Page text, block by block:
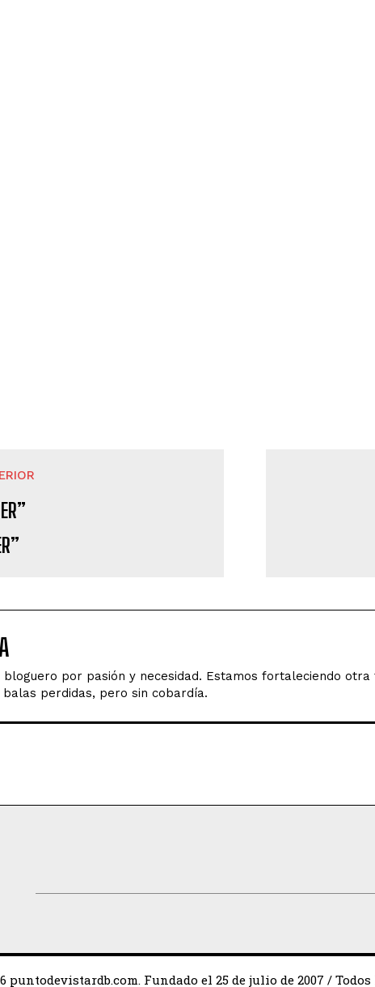
por pasión y necesidad. Estamos fortaleciendo
perdidas, pero sin cobardía.
puntodevistardb.com. Fundado el 25 de julio de 2007 /